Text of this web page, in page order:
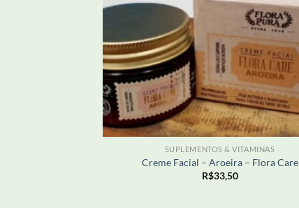
+
SUPLEMENTOS & VITAMINAS
Creme Facial – Aroeira – Flora Care
R$33,50